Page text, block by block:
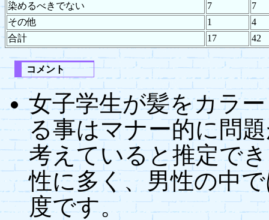
染めるべきでない
7
7
その他
1
4
合計
17 42
コメント
女子学生が髪をカラ
る事はマナー的に問
考えていると推定で
性に多く、男性の中
度です。